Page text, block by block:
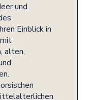
und
Einblick in
alten,